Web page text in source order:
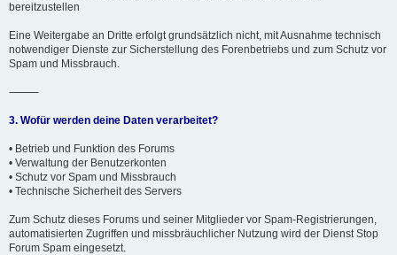
bereitzustellen
Eine Weitergabe an Dritte erfolgt grundsätzlich nicht, mit Ausnahme technisch
notwendiger Dienste zur Sicherstellung des Forenbetriebs und zum Schutz vor
Spam und Missbrauch.
⸻
3. Wofür werden deine Daten verarbeitet?
• Betrieb und Funktion des Forums
• Verwaltung der Benutzerkonten
• Schutz vor Spam und Missbrauch
• Technische Sicherheit des Servers
Zum Schutz dieses Forums und seiner Mitglieder vor Spam-Registrierungen,
automatisierten Zugriffen und missbräuchlicher Nutzung wird der Dienst Stop
Forum Spam eingesetzt.